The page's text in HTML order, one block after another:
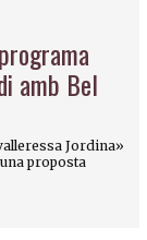
amb Bel
Jordina»
proposta